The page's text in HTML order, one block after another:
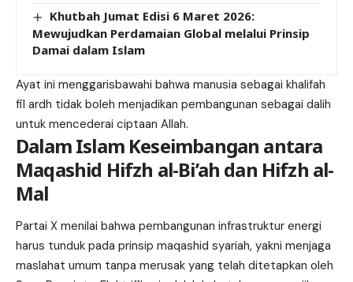
Khutbah Jumat Edisi 6 Maret 2026:
Mewujudkan Perdamaian Global melalui Prinsip
Damai dalam Islam
Ayat ini menggarisbawahi bahwa manusia sebagai khalifah
fil ardh tidak boleh menjadikan pembangunan sebagai dalih
untuk mencederai ciptaan Allah.
Dalam Islam Keseimbangan antara
Maqashid Hifzh al-Bi’ah dan Hifzh al-
Mal
Partai X menilai bahwa pembangunan infrastruktur energi
harus tunduk pada prinsip maqashid syariah, yakni menjaga
maslahat umum tanpa merusak yang telah ditetapkan oleh